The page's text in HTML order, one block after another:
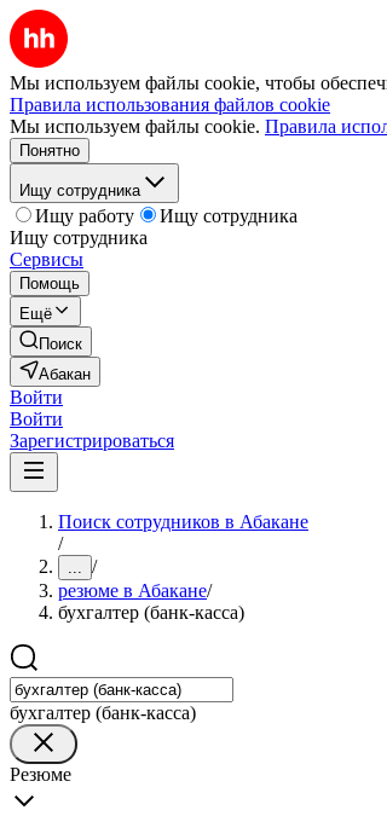
Мы используем файлы cookie, чтобы
Правила использования файлов cookie
Мы используем файлы cookie. Правила
Понятно
Ищу сотрудника
Ищу работу
Ищу сотрудника
Ищу сотрудника
Сервисы
Помощь
Ещё
Поиск
Абакан
Войти
Войти
Зарегистрироваться
Поиск сотрудников в Абакане
/
... /
резюме в Абакане/
бухгалтер (банк-касса)
бухгалтер (банк-касса)
Резюме